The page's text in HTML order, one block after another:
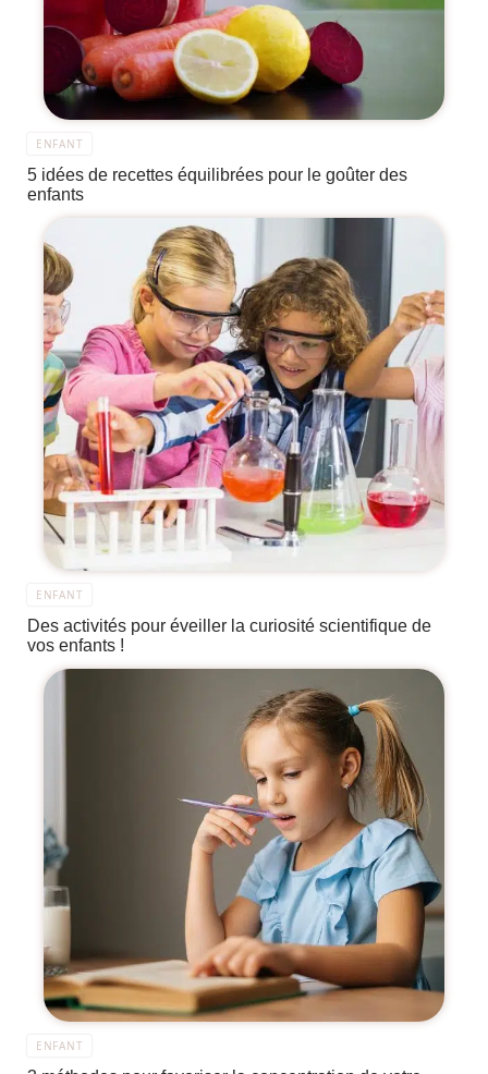
ENFANT
5 idées de recettes équilibrées pour le goûter des
enfants
ENFANT
Des activités pour éveiller la curiosité scientifique de
vos enfants !
ENFANT